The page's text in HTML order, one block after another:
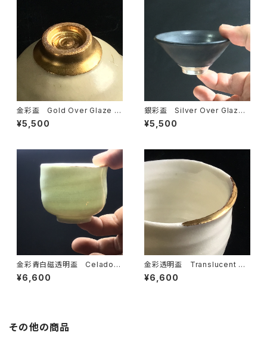
金彩盃 Gold Over Glaze S
AKE Cup 白
¥5,500
銀彩盃 Silver Over Glaze
SAKE Cup 黒
¥5,500
金彩青白磁透明盃 Celadon
Translucent SAKE Cup with
Gold Over Glaze
¥6,600
金彩透明盃 Translucent SA
KE Cup with Gold Over Gla
ze
¥6,600
その他の商品